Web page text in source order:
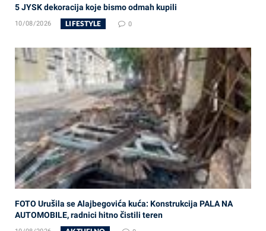
5 JYSK dekoracija koje bismo odmah kupili
10/08/2026 LIFESTYLE 0
FOTO Urušila se Alajbegovića kuća: Konstrukcija PALA NA
AUTOMOBILE, radnici hitno čistili teren